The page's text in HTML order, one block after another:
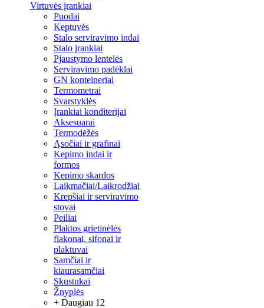
Virtuvės įrankiai
Puodai
Keptuvės
Stalo serviravimo indai
Stalo įrankiai
Pjaustymo lentelės
Serviravimo padėklai
GN konteineriai
Termometrai
Svarstyklės
Įrankiai konditerijai
Aksesuarai
Termodėžės
Ąsočiai ir grafinai
Kepimo indai ir
formos
Kepimo skardos
Laikmačiai/Laikrodžiai
Krepšiai ir serviravimo
stovai
Peiliai
Plaktos grietinėlės
flakonai, sifonai ir
plaktuvai
Samčiai ir
kiaurasamčiai
Skustukai
Žnyplės
+ Daugiau 12